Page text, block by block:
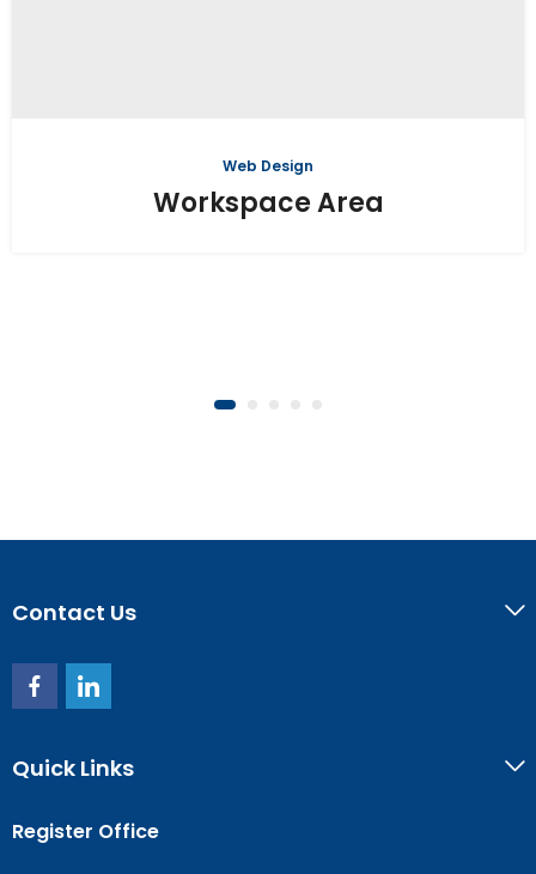
Web Design
Workspace Area
Contact Us
Quick Links
Register Office